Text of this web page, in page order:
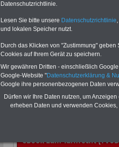
Botinnen
Pförtner
Datenschutzrichtlinie.
Lesen Sie bitte unsere Datenschutzrichtlinie
und lokalen Speicher nutzt.
Durch das Klicken von "Zustimmung"
Cookies auf Ihrem Gerät zu speichern.
Wir gewähren Dritten - einschließlich
Google-Website "Datenschutzerklärung &
Google ihre personenbezogenen Daten
Dürfen wir Ihre Daten nutzen, um
erheben Daten und verwenden